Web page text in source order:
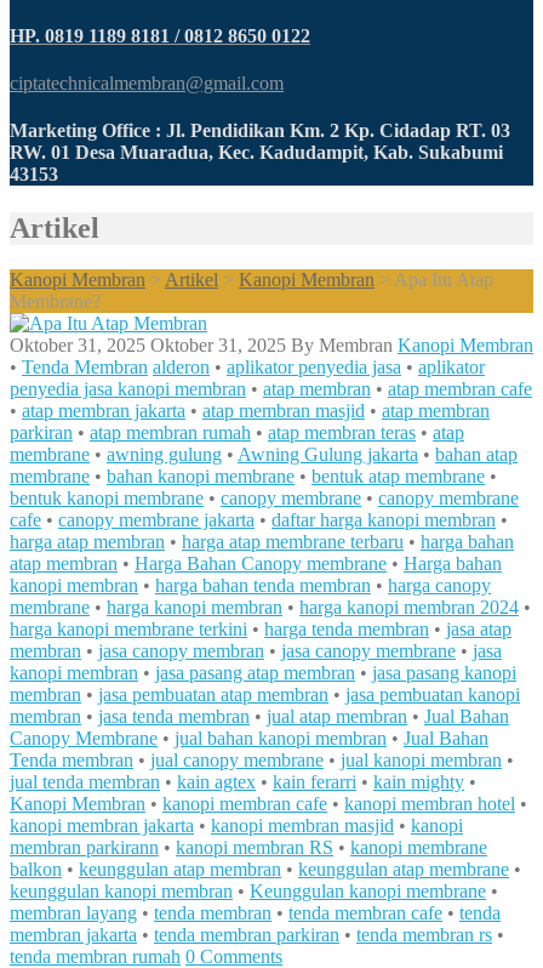
HP. 0819 1189 8181 / 0812 8650 0122
ciptatechnicalmembran@gmail.com
Marketing Office : Jl. Pendidikan Km. 2 Kp. Cidadap RT. 03
RW. 01 Desa Muaradua, Kec. Kadudampit, Kab. Sukabumi
43153
Artikel
Kanopi Membran > Artikel > Kanopi Membran > Apa Itu Atap
Membrane?
Oktober 31, 2025 Oktober 31, 2025 By Membran Kanopi Membran
• Tenda Membran alderon • aplikator penyedia jasa • aplikator
penyedia jasa kanopi membran • atap membran • atap membran cafe
• atap membran jakarta • atap membran masjid • atap membran
parkiran • atap membran rumah • atap membran teras • atap
membrane • awning gulung • Awning Gulung jakarta • bahan atap
membrane • bahan kanopi membrane • bentuk atap membrane •
bentuk kanopi membrane • canopy membrane • canopy membrane
cafe • canopy membrane jakarta • daftar harga kanopi membran •
harga atap membran • harga atap membrane terbaru • harga bahan
atap membran • Harga Bahan Canopy membrane • Harga bahan
kanopi membran • harga bahan tenda membran • harga canopy
membrane • harga kanopi membran • harga kanopi membran 2024 •
harga kanopi membrane terkini • harga tenda membran • jasa atap
membran • jasa canopy membran • jasa canopy membrane • jasa
kanopi membran • jasa pasang atap membran • jasa pasang kanopi
membran • jasa pembuatan atap membran • jasa pembuatan kanopi
membran • jasa tenda membran • jual atap membran • Jual Bahan
Canopy Membrane • jual bahan kanopi membran • Jual Bahan
Tenda membran • jual canopy membrane • jual kanopi membran •
jual tenda membran • kain agtex • kain ferarri • kain mighty •
Kanopi Membran • kanopi membran cafe • kanopi membran hotel •
kanopi membran jakarta • kanopi membran masjid • kanopi
membran parkirann • kanopi membran RS • kanopi membrane
balkon • keunggulan atap membran • keunggulan atap membrane •
keunggulan kanopi membran • Keunggulan kanopi membrane •
membran layang • tenda membran • tenda membran cafe • tenda
membran jakarta • tenda membran parkiran • tenda membran rs •
tenda membran rumah 0 Comments